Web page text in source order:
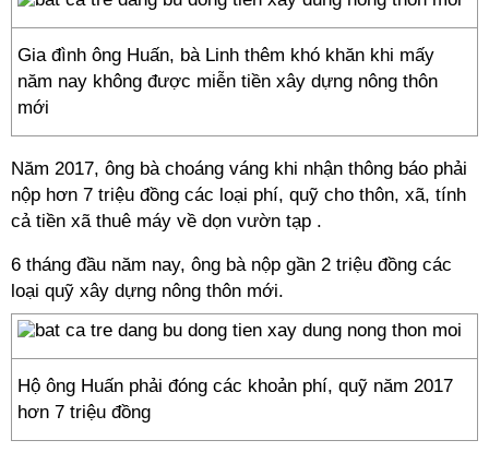
Gia đình ông Huấn, bà Linh thêm khó khăn khi mấy
năm nay không được miễn tiền xây dựng nông thôn
mới
Năm 2017, ông bà choáng váng khi nhận thông báo phải
nộp hơn 7 triệu đồng các loại phí, quỹ cho thôn, xã, tính
cả tiền xã thuê máy về dọn vườn tạp .
6 tháng đầu năm nay, ông bà nộp gần 2 triệu đồng các
loại quỹ xây dựng nông thôn mới.
Hộ ông Huấn phải đóng các khoản phí, quỹ năm 2017
hơn 7 triệu đồng